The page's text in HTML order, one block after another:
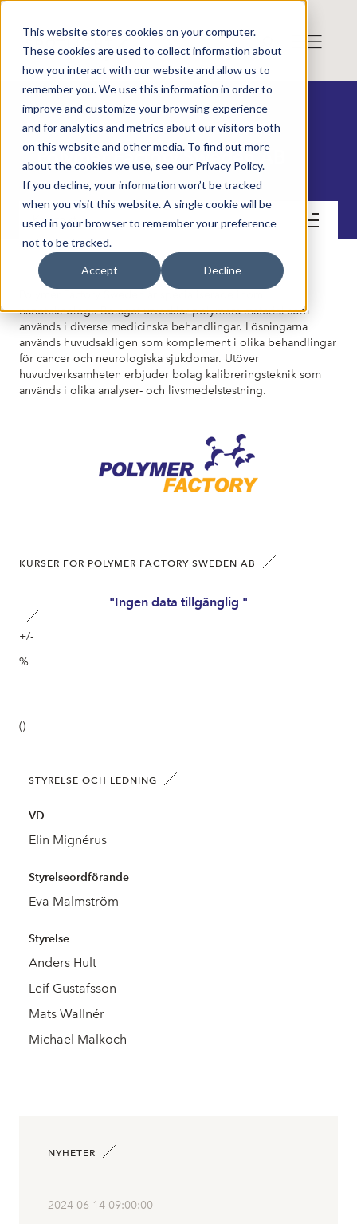
This website stores cookies on your computer.
These cookies are used to collect information about
how you interact with our website and allow us to
remember you. We use this information in order to
improve and customize your browsing experience
and for analytics and metrics about our visitors both
on this website and other media. To find out more
about the cookies we use, see our Privacy Policy.
If you decline, your information won’t be tracked
when you visit this website. A single cookie will be
used in your browser to remember your preference
not to be tracked.
Accept Decline
Polymer Factory Sweden AB
Kontakt
nanoteknologi. Bolaget utvecklar polymera material som
används i diverse medicinska behandlingar. Lösningarna
används huvudsakligen som komplement i olika behandlingar
för cancer och neurologiska sjukdomar. Utöver
huvudverksamheten erbjuder bolag kalibreringsteknik som
används i olika analyser- och livsmedelstestning.
KURSER FÖR POLYMER FACTORY SWEDEN AB
"Ingen data tillgänglig "
+/-
%
()
STYRELSE OCH LEDNING
VD
Elin Mignérus
Styrelseordförande
Eva Malmström
Styrelse
Anders Hult
Leif Gustafsson
Mats Wallnér
Michael Malkoch
NYHETER
2024-06-14 09:00:00